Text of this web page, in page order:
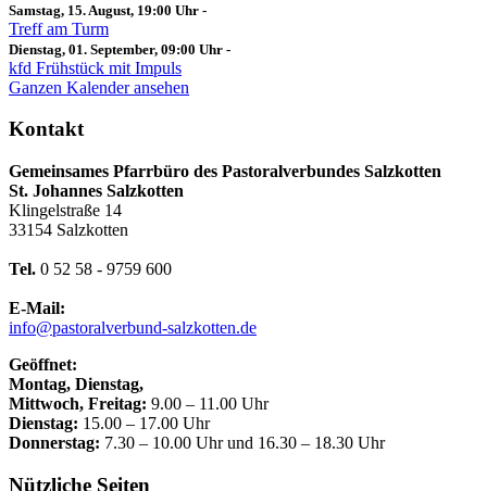
Samstag, 15. August, 19:00 Uhr -
Treff am Turm
Dienstag, 01. September, 09:00 Uhr -
kfd Frühstück mit Impuls
Ganzen Kalender ansehen
Kontakt
Gemeinsames Pfarrbüro des Pastoralverbundes Salzkotten
St. Johannes Salzkotten
Klingelstraße 14
33154 Salzkotten
Tel. 0 52 58 - 9759 600
E-Mail:
info@pastoralverbund-salzkotten.de
Geöffnet:
Montag, Dienstag,
Mittwoch, Freitag: 9.00 – 11.00 Uhr
Dienstag: 15.00 – 17.00 Uhr
Donnerstag: 7.30 – 10.00 Uhr und 16.30 – 18.30 Uhr
Nützliche Seiten